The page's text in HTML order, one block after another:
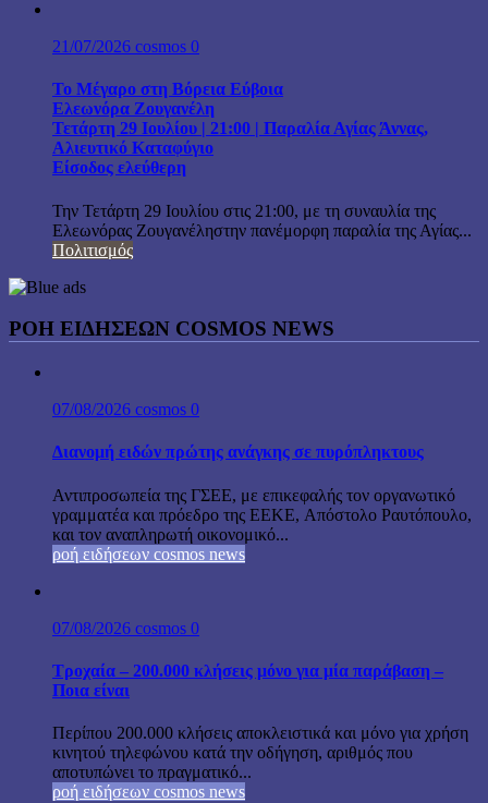
21/07/2026 cosmos 0
Το Μέγαρο στη Βόρεια Εύβοια
Ελεωνόρα Ζουγανέλη
Τετάρτη 29 Ιουλίου | 21:00 | Παραλία Αγίας Άννας,
Αλιευτικό Καταφύγιο
Είσοδος ελεύθερη
Την Τετάρτη 29 Ιουλίου στις 21:00, με τη συναυλία της
Ελεωνόρας Ζουγανέληστην πανέμορφη παραλία της Αγίας...
Πολιτισμός
ΡΟΗ ΕΙΔΗΣΕΩΝ COSMOS NEWS
07/08/2026 cosmos 0
Διανομή ειδών πρώτης ανάγκης σε πυρόπληκτους
Αντιπροσωπεία της ΓΣΕΕ, με επικεφαλής τον οργανωτικό
γραμματέα και πρόεδρο της ΕΕΚΕ, Απόστολο Ραυτόπουλο,
και τον αναπληρωτή οικονομικό...
ροή ειδήσεων cosmos news
07/08/2026 cosmos 0
Τροχαία – 200.000 κλήσεις μόνο για μία παράβαση –
Ποια είναι
Περίπου 200.000 κλήσεις αποκλειστικά και μόνο για χρήση
κινητού τηλεφώνου κατά την οδήγηση, αριθμός που
αποτυπώνει το πραγματικό...
ροή ειδήσεων cosmos news